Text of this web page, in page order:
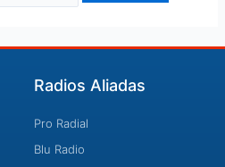
Radios Aliadas
Pro Radial
Blu Radio